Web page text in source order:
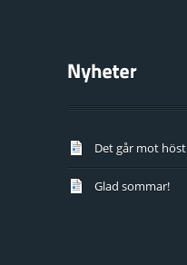
Det går mot höst
Glad sommar!